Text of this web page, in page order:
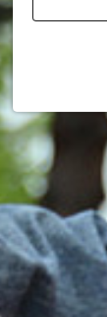
der
Name:
gaOptout
Zweck:
Dieser
Opt-Out